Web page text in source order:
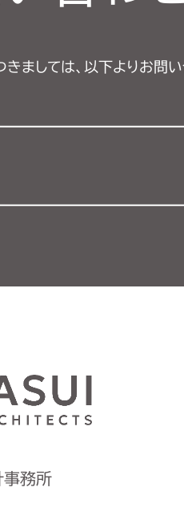
ましては、以下よりお問い
事務所